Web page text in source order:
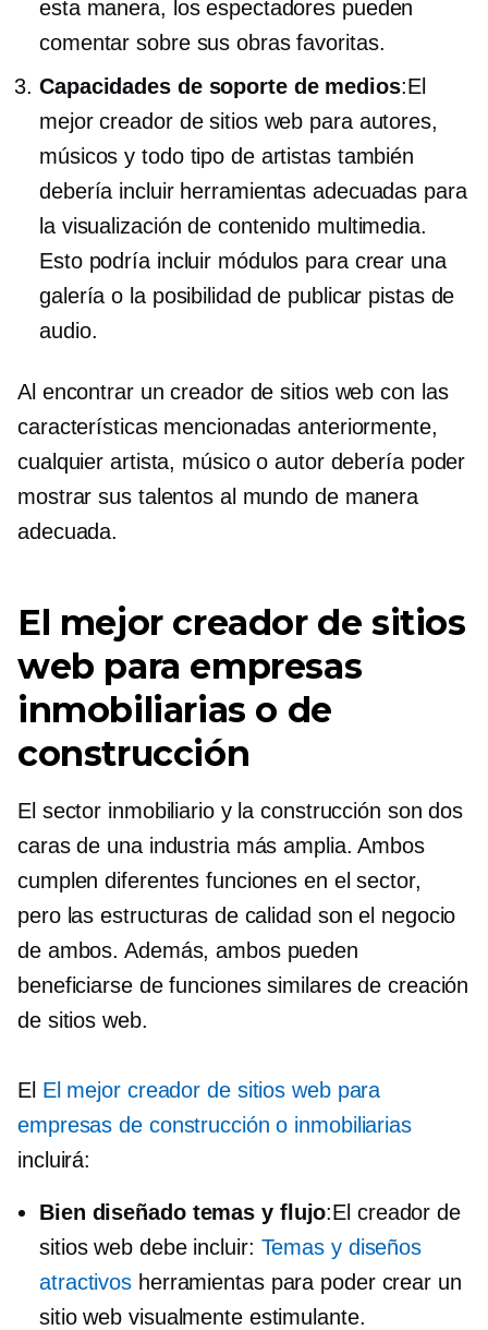
esta manera, los espectadores pueden
comentar sobre sus obras favoritas.
Capacidades de soporte de medios:El
mejor creador de sitios web para autores,
músicos y todo tipo de artistas también
debería incluir herramientas adecuadas para
la visualización de contenido multimedia.
Esto podría incluir módulos para crear una
galería o la posibilidad de publicar pistas de
audio.
Al encontrar un creador de sitios web con las
características mencionadas anteriormente,
cualquier artista, músico o autor debería poder
mostrar sus talentos al mundo de manera
adecuada.
El mejor creador de sitios
web para empresas
inmobiliarias o de
construcción
El sector inmobiliario y la construcción son dos
caras de una industria más amplia. Ambos
cumplen diferentes funciones en el sector,
pero las estructuras de calidad son el negocio
de ambos. Además, ambos pueden
beneficiarse de funciones similares de creación
de sitios web.
El El mejor creador de sitios web para
empresas de construcción o inmobiliarias
incluirá:
Bien diseñadotemas y flujo:El creador de
sitios web debe incluir: Temas y diseños
atractivos herramientas para poder crear un
sitio web visualmente estimulante.